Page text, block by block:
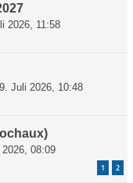
2026, 11:58
9. Juli 2026, 10:48
08:09
1 2